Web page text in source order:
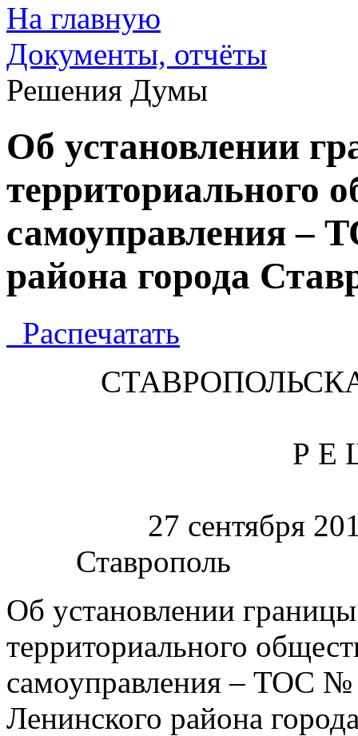
На главную
Документы, отчёты
Решения Думы
Об установлении
территориального
самоуправления –
района города
Распечатать
Р Е
27
Об установлении границы
территориального
самоуправления – ТОС №
Ленинского района